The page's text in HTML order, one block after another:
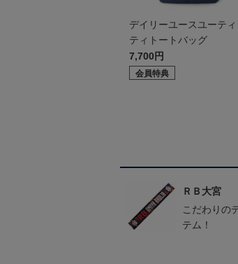
デイリーユースユーティ
ティトートバッグ
7,700円
会員特典
ＲＢ大宮
こだわりの
テム！